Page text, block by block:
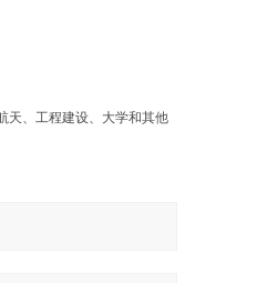
天、工程建设、大学和其他